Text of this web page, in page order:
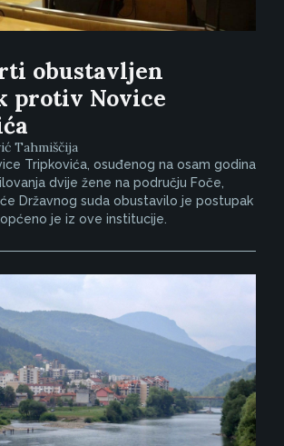
obustavljen
protiv Novice
Tahmiščija
Tripkovića, osuđenog na osam godina
dvije žene na području Foče,
Državnog suda obustavilo je postupak
je iz ove institucije.